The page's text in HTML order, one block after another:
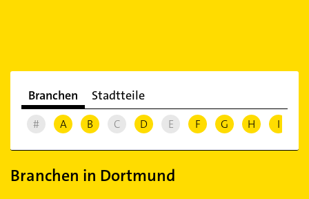
Branchen Stadtteile
# A B C D E F G H I
Branchen in Dortmund